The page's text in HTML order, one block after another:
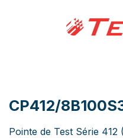
CP412/
Pointe de Test Série